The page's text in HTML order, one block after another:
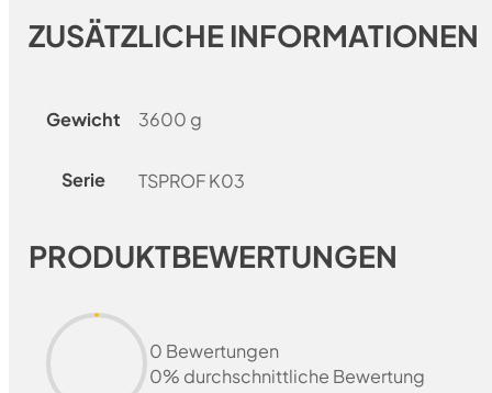
ZUSÄTZLICHE INFORMATIONEN
Gewicht 3600 g
Serie TSPROF K03
PRODUKTBEWERTUNGEN
0 Bewertungen
0% durchschnittliche Bewertung